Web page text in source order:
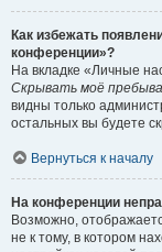
Как избежать
конференции»?
На вкладке «Личные
Скрывать моё
видны только
остальных вы будете
Вернуться к началу
На конференции
Возможно,
не к тому, в котором